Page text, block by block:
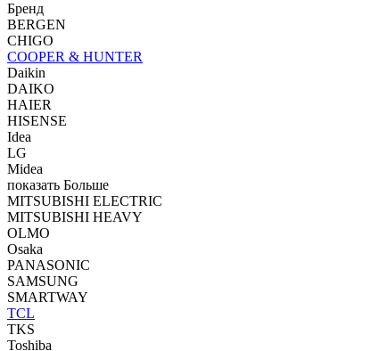
Бренд
BERGEN
CHIGO
COOPER & HUNTER
Daikin
DAIKO
HAIER
HISENSE
Idea
LG
Midea
показать Больше
MITSUBISHI ELECTRIC
MITSUBISHI HEAVY
OLMO
Osaka
PANASONIC
SAMSUNG
SMARTWAY
TCL
TKS
Toshiba